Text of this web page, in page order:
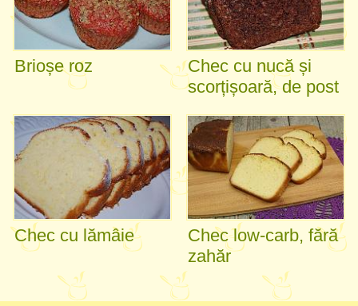
Brioșe roz
Chec cu nucă și
scorțișoară, de post
Chec cu lămâie
Chec low-carb, fără
zahăr